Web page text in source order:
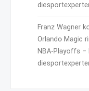
Franz Wagner
Orlando Magic
NBA-Playoffs –